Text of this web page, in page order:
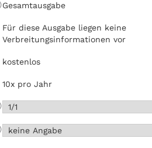
Gesamtausgabe
Für diese Ausgabe liegen keine
Verbreitungsinformationen vor
kostenlos
10x pro Jahr